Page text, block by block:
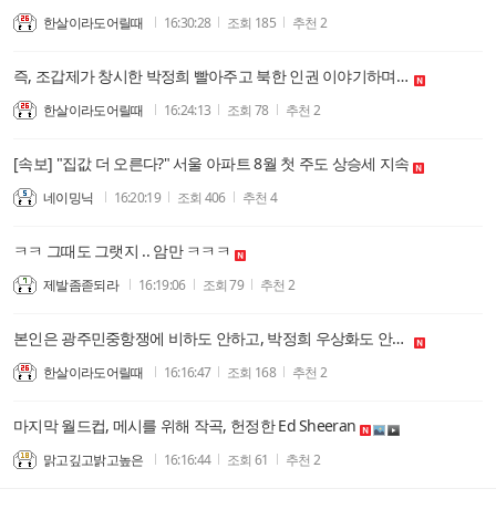
한살이라도어릴때 16:30:28 조회 185 추천 2
즉, 조갑제가 창시한 박정희 빨아주고 북한 인권 이야기하며 위로 받으며, 전라도 우대와 경상도 자의적 차별에는 한마디를 못함을 넘어서 안하는 자들을 불신한다.
한살이라도어릴때 16:24:13 조회 78 추천 2
[속보] "집값 더 오른다?" 서울 아파트 8월 첫 주도 상승세 지속
네이밍닉 16:20:19 조회 406 추천 4
ㅋㅋ 그때도 그랫지 .. 암만 ㅋㅋㅋ
제발좀졷되라 16:19:06 조회79 추천 2
본인은 광주민중항쟁에 비하도 안하고, 박정희 우상화도 안한다. 다만, 보수진영의 유권자의 표는 받되, 일관되게 대구경북에 혐오위주로 논하는 특정한 붕당어법을 불신한다.
한살이라도어릴때 16:16:47 조회 168 추천 2
마지막 월드컵, 메시를 위해 작곡, 헌정한 Ed Sheeran
맑고깊고밝고높은 16:16:44 조회 61 추천 2